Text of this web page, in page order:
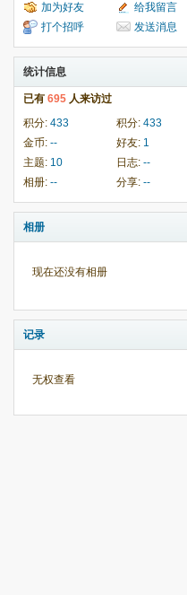
加为好友
给我留言
打个招呼
发送消息
统计信息
已有 695 人来访过
积分: 433 积分: 433
金币: -- 好友: 1
主题: 10 日志: --
相册: -- 分享: --
相册
现在还没有相册
记录
无权查看